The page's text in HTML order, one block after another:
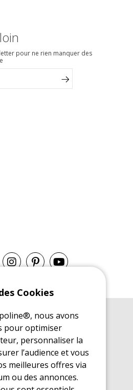
pour ne rien manquer des
de loisirs
de loisirs
de loisirs
Cookies
nous avons
pour optimiser
personnaliser la
l’audience et vous
meilleures offres via
ou des annonces.